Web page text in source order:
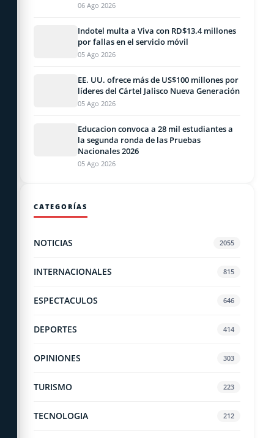
06 Ago 2026
Indotel multa a Viva con RD$13.4 millones
por fallas en el servicio móvil
05 Ago 2026
EE. UU. ofrece más de US$100 millones por
líderes del Cártel Jalisco Nueva Generación
05 Ago 2026
Educacion convoca a 28 mil estudiantes a
la segunda ronda de las Pruebas
Nacionales 2026
05 Ago 2026
CATEGORÍAS
NOTICIAS 2055
INTERNACIONALES 815
ESPECTACULOS 646
DEPORTES 414
OPINIONES 303
TURISMO 223
TECNOLOGIA 212